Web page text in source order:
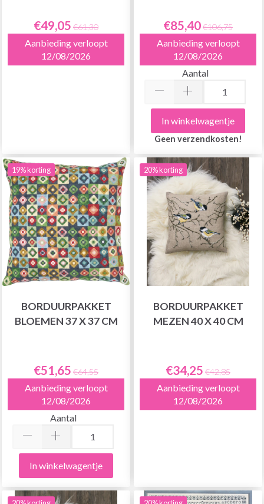
€49,05 €61,30
Aanbieding verloopt
12/08/2026
€85,40€106,75
Aanbieding verloopt
12/08/2026
Aantal
In winkelwagentje
Geen verzendkosten!
19% korting
BORDUURPAKKET
BLOEMEN 37 X 37 CM
€51,65 €64,55
Aanbieding verloopt
12/08/2026
Aantal
In winkelwagentje
20% korting
BORDUURPAKKET
MEZEN 40 X 40 CM
€34,25 €42,85
Aanbieding verloopt
12/08/2026